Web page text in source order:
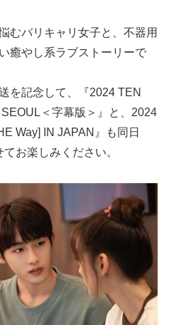
むバリキャリ女子と、不器用
癒やし系ラブストーリーで
を記念して、『2024 TEN
＜字幕版＞』と、2024
Way] IN JAPAN』も同日
お楽しみください。